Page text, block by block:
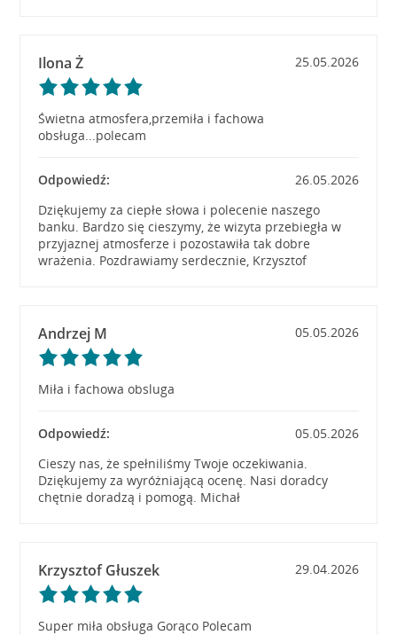
Ilona Ż 25.05.2026
Świetna atmosfera,przemiła i fachowa
obsługa...polecam
Odpowiedź:
26.05.2026
Dziękujemy za ciepłe słowa i polecenie naszego
banku. Bardzo się cieszymy, że wizyta przebiegła w
przyjaznej atmosferze i pozostawiła tak dobre
wrażenia. Pozdrawiamy serdecznie, Krzysztof
Andrzej M 05.05.2026
Miła i fachowa obsluga
Odpowiedź:
05.05.2026
Cieszy nas, że spełniliśmy Twoje oczekiwania.
Dziękujemy za wyróżniającą ocenę. Nasi doradcy
chętnie doradzą i pomogą. Michał
Krzysztof Głuszek 29.04.2026
Super miła obsługa Gorąco Polecam